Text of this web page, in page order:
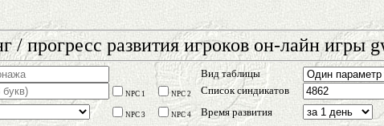
/ прогресс развития игроков он-лайн игры
Вид таблицы
NPC 1 NPC 2
Список синдикатов
NPC 3 NPC 4 Время развития